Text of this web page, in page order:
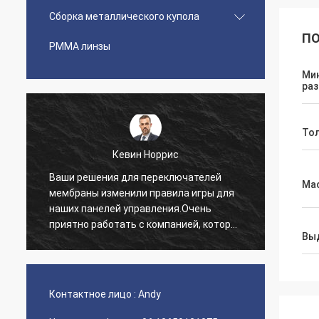
Сборка металлического купола
PMMA линзы
Кевин Норрис
Ваши решения для переключателей
мембраны изменили правила игры для
наших панелей управления.Очень
приятно работать с компанией, которая
понимает наши потребности..
Контактное лицо : Andy